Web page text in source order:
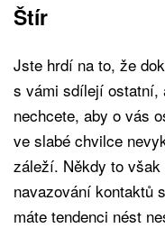
Štír
Jste hrdí na to, že
s vámi sdílejí ostatní,
nechcete, aby o vás
ve slabé chvilce
záleží. Někdy to
navazování kontaktů
máte tendenci nést